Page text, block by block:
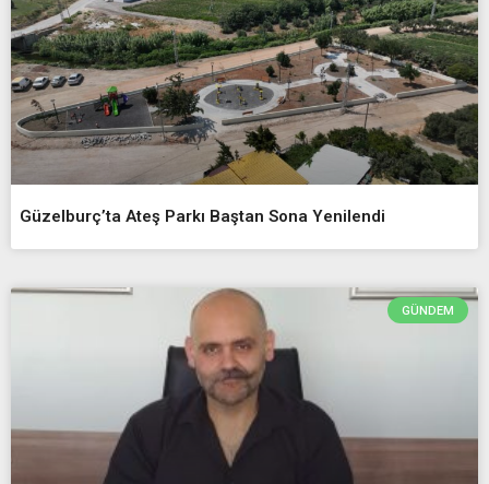
Güzelburç’ta Ateş Parkı Baştan Sona Yenilendi
GÜNDEM